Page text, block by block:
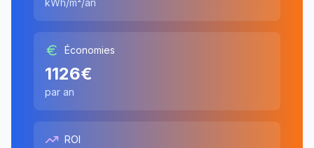
kWh/m²/an
Économies
1126€
par an
ROI